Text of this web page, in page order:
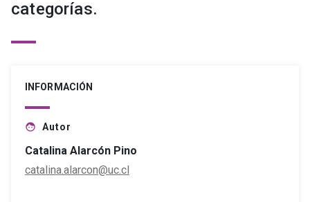
categorías.
INFORMACIÓN
face Autor
Catalina Alarcón Pino
catalina.alarcon@uc.cl